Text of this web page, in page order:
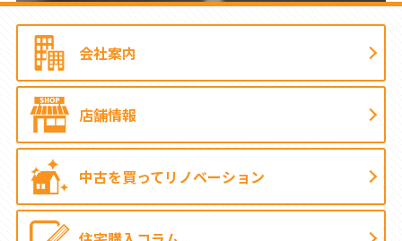
会社案内
店舗情報
中古を買ってリノベーション